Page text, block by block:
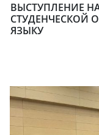
ВЫСТУПЛЕНИЕ
СТУДЕНЧЕСКОЙ
ЯЗЫКУ